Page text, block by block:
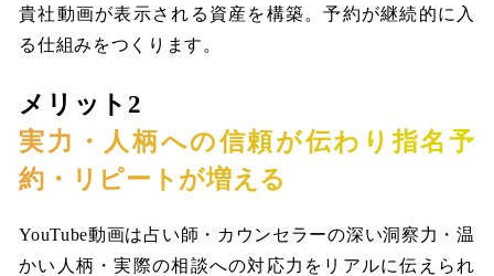
貴社動画が表示される資産を構築。予約が継続的に入
る仕組みをつくります。
メリット2
実力・人柄への信頼が伝わり指名予
約・リピートが増える
YouTube動画は占い師・カウンセラーの深い洞察力・温
かい人柄・実際の相談への対応力をリアルに伝えられ